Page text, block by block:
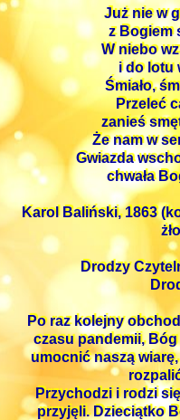
Już nie w
z Bogiem
W niebo
i do lotu
Śmiało,
Przeleć
zanieś
Że nam w
Gwiazda
chwała
Karol Baliński, 1863
Drodzy
Po raz kolejny
czasu pandemii,
umocnić naszą
Przychodzi i rodzi
przyjęli. Dzieciątko